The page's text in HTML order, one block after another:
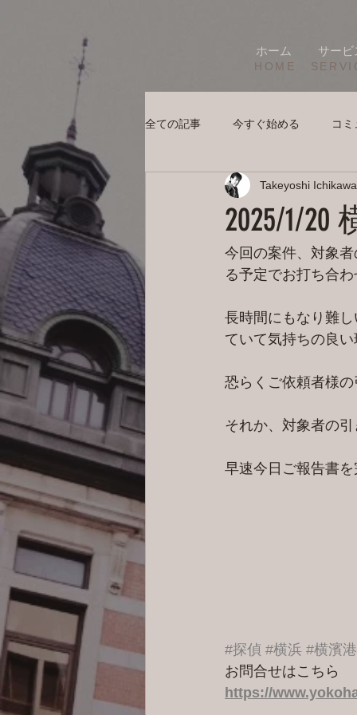
ホーム サービ
HOME
全ての記事 今すぐ始める コ
2025/1/
Takeyoshi Ichikawa
今回の案件、対象
る予定でお打ち合
長時間にもなり難
ていて気持ちの良
恐らくご依頼者様
それか、対象者の
#探偵 #横浜 #横濱
お問合せはこちら
https://